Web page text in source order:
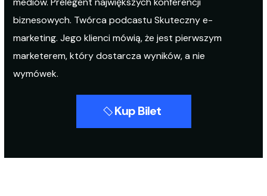
biznesowych. Twórca podcastu Skuteczny e-
marketing. Jego klienci mówią, że jest pierwszym
marketerem, który dostarcza wyników, a nie
wymówek.
Kup Bilet